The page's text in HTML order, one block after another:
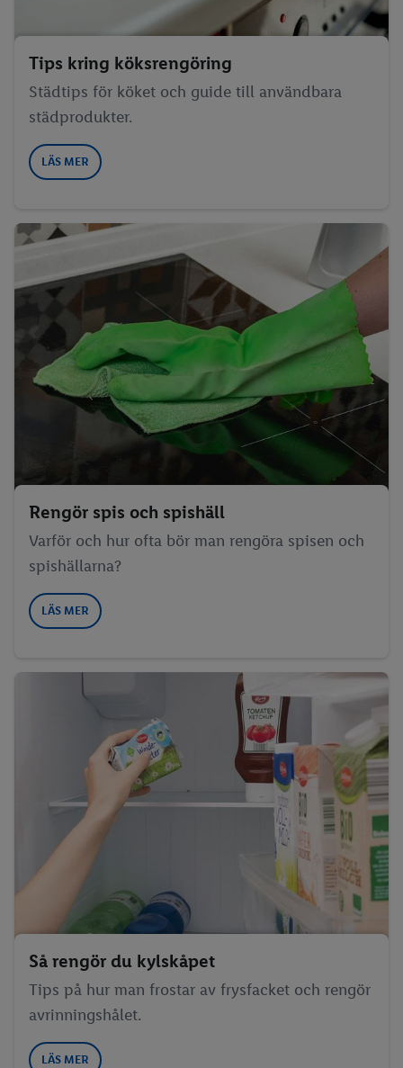
Tips kring köksrengöring
Städtips för köket och guide till användbara
städprodukter.
LÄS MER
Rengör spis och spishäll
Varför och hur ofta bör man rengöra spisen och
spishällarna?
LÄS MER
Så rengör du kylskåpet
Tips på hur man frostar av frysfacket och rengör
avrinningshålet.
LÄS MER